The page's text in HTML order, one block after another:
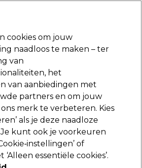
Aanmelden
Elektra
dag geleverd*
maandag t/m vrijdag
Wegwerp Latex
cookies om jouw
naadloos te maken – ter
van
het
van aanbiedingen met
partners en om jouw
merk te verbeteren. Kies
als je deze naadloze
kunt ook je voorkeuren
of
essentiële cookies’.